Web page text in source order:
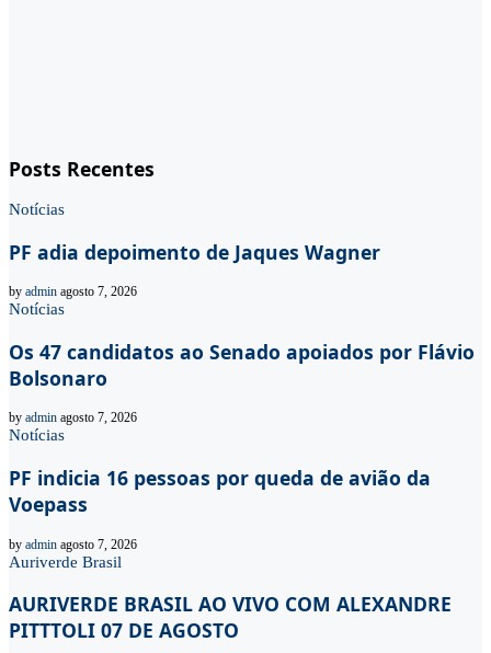
Posts Recentes
Notícias
PF adia depoimento de Jaques Wagner
by admin agosto 7, 2026
Notícias
Os 47 candidatos ao Senado apoiados por Flávio
Bolsonaro
by admin agosto 7, 2026
Notícias
PF indicia 16 pessoas por queda de avião da
Voepass
by admin agosto 7, 2026
Auriverde Brasil
AURIVERDE BRASIL AO VIVO COM ALEXANDRE
PITTTOLI 07 DE AGOSTO